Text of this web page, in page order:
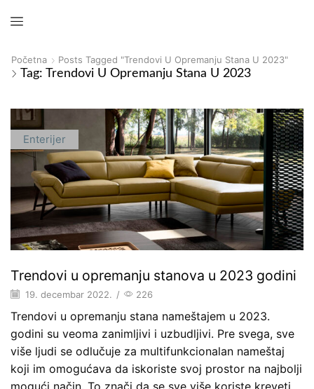
Početna Posts Tagged "trendovi U Opremanju Stana U 2023"
Tag: Trendovi U Opremanju Stana U 2023
Enterijer
Trendovi u opremanju stanova u 2023 godini
19. decembar 2022. / 226
Trendovi u opremanju stana nameštajem u 2023.
godini su veoma zanimljivi i uzbudljivi. Pre svega, sve
više ljudi se odlučuje za multifunkcionalan nameštaj
koji im omogućava da iskoriste svoj prostor na najbolji